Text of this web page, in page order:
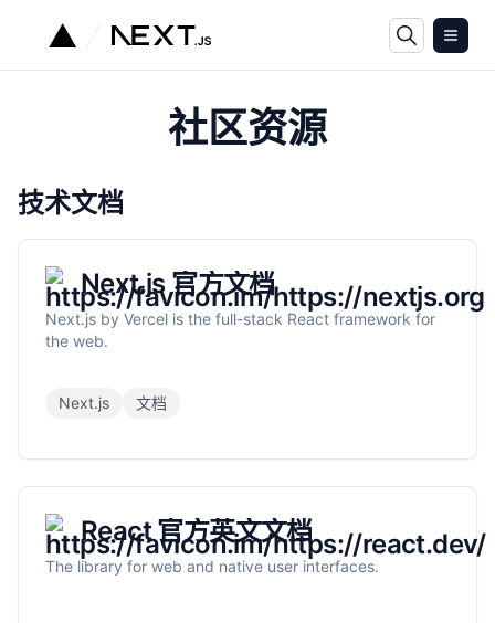
社区资源
技术文档
Next.js 官方文档
Next.js by Vercel is the full-stack React framework for
the web.
Next.js 文档
React 官方英文文档
The library for web and native user interfaces.